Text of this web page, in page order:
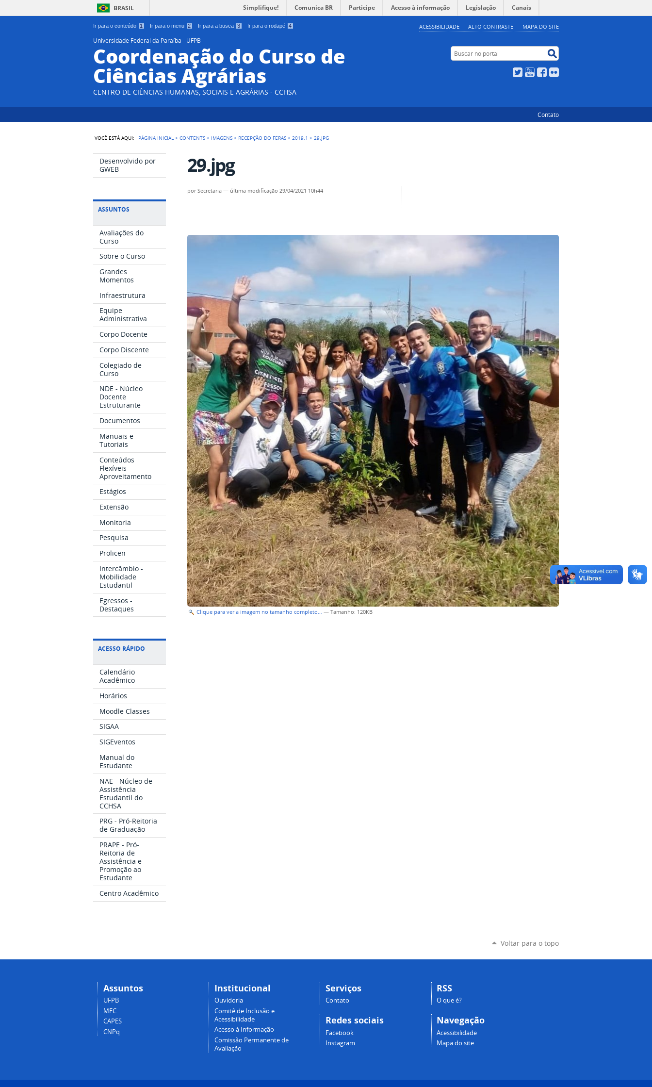
Ir para o conteúdo 1 Ir para o menu 2 Ir para a busca 3 Ir para o rodapé 4 ACESSIBILIDADE ALTO CONTRASTE MAPA DO SITE
BRASIL Simplifique! Comunica BR Participe Acesso à informação Legislação Canais
Universidade Federal da Paraíba - UFPB
Coordenação do Curso de
Ciências Agrárias
CENTRO DE CIÊNCIAS HUMANAS, SOCIAIS E AGRÁRIAS - CCHSA
Buscar no portal
TwitterYouTubeFacebook
Contato
VOCÊ ESTÁ AQUI: PÁGINA INICIAL >CONTENTS > IMAGENS > RECEPÇÃO DO FERAS >2019.1 >29.JPG
Desenvolvido por
GWEB
ASSUNTOS
Avaliações do
Curso
Sobre o Curso
Grandes
Momentos
Infraestrutura
Equipe
Administrativa
Corpo Docente
Corpo Discente
Colegiado de
Curso
NDE - Núcleo
Docente
Estruturante
Documentos
Manuais e
Tutoriais
Conteúdos
Flexíveis -
Aproveitamento
Estágios
Extensão
Monitoria
Pesquisa
Prolicen
Intercâmbio -
Mobilidade
Estudantil
Egressos -
Destaques
ACESSO RÁPIDO
Calendário
Acadêmico
Horários
Moodle Classes
SIGAA
SIGEventos
Manual do
Estudante
NAE - Núcleo de
Assistência
Estudantil do
CCHSA
PRG - Pró-Reitoria
de Graduação
PRAPE - Pró-
Reitoria de
Assistência e
Promoção ao
Estudante
Centro Acadêmico
29.jpg
porSecretaria — última modificação 29/04/2021 10h44
Clique para ver a imagem no tamanho completo… —Tamanho: 120KB
Voltar para o topo
Assuntos
UFPB
MEC
CAPES
CNPq
Institucional
Ouvidoria
Comitê de Inclusão e
Acessibilidade
Acesso à Informação
Comissão Permanente de
Avaliação
Serviços
Contato
Redes sociais
Facebook
Instagram
RSS
O que é?
Navegação
Acessibilidade
Mapa do site